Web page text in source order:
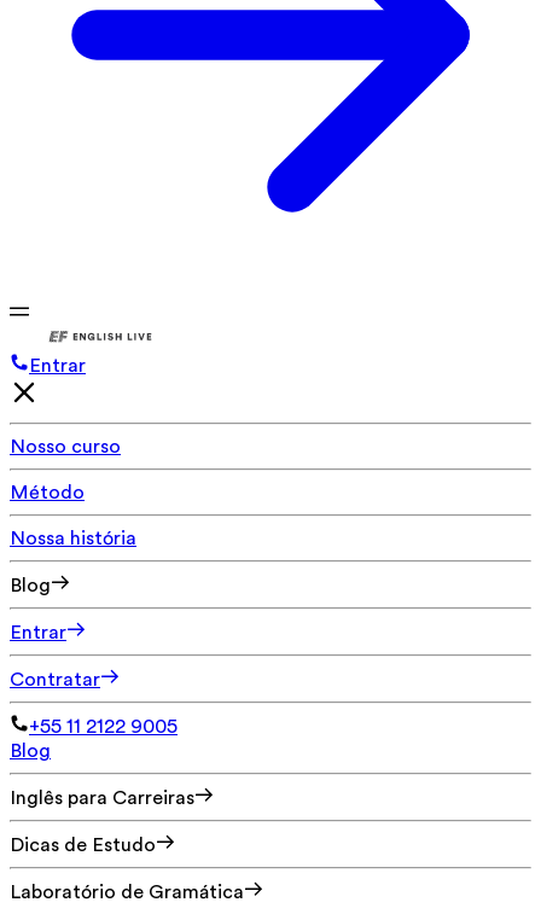
Entrar
Nosso curso
Método
Nossa história
Blog
Entrar
Contratar
+55 11 2122 9005
Blog
Inglês para Carreiras
Dicas de Estudo
Laboratório de Gramática